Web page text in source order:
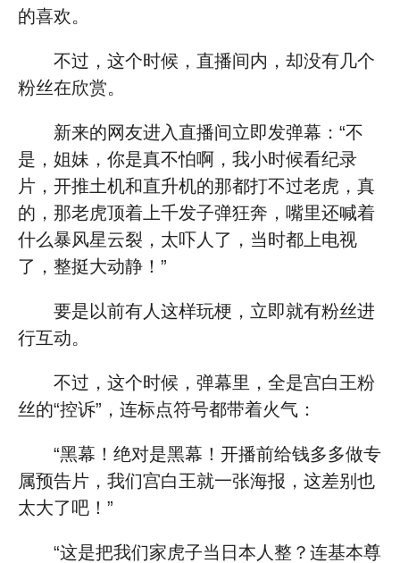
的喜欢。
不过，这个时候，直播间内，却没有几个
粉丝在欣赏。
新来的网友进入直播间立即发弹幕：“不
是，姐妹，你是真不怕啊，我小时候看纪录
片，开推土机和直升机的那都打不过老虎，真
的，那老虎顶着上千发子弹狂奔，嘴里还喊着
什么暴风星云裂，太吓人了，当时都上电视
了，整挺大动静！”
要是以前有人这样玩梗，立即就有粉丝进
行互动。
不过，这个时候，弹幕里，全是宫白王粉
丝的“控诉”，连标点符号都带着火气：
“黑幕！绝对是黑幕！开播前给钱多多做专
属预告片，我们宫白王就一张海报，这差别也
太大了吧！”
“这是把我们家虎子当日本人整？连基本尊